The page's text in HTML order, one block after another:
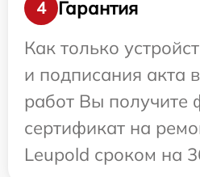
4
Гарантия
Как только
и подписания акта
работ Вы получите
сертификат на
Leupold сроком на